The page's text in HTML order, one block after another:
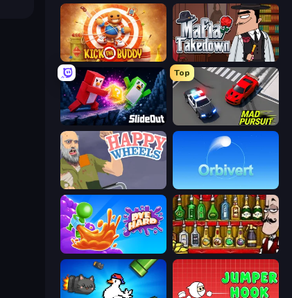
Kick the Buddy Mafia Takedown
Slide Out
Top
Mad Pursuit
Happy Wheels
Dye Hard Bartender The Right Mix